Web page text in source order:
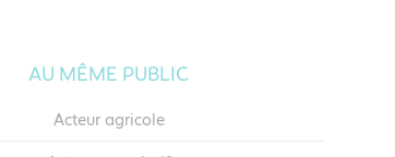
AU MÊME PUBLIC
Acteur agricole